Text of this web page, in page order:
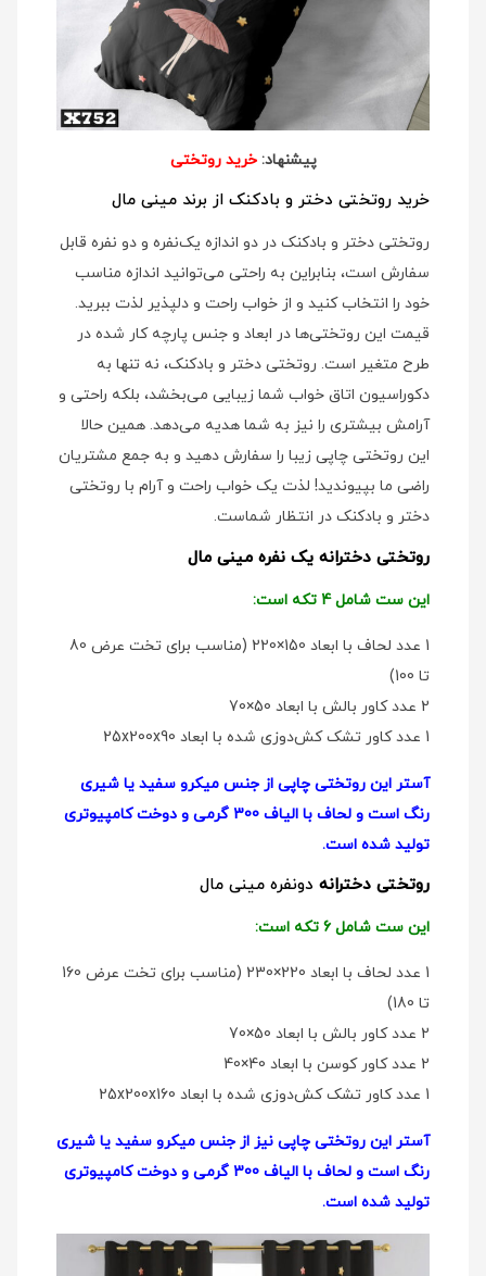
پیشنهاد:خرید روتختی
خرید روتختی دختر و بادکنک از برند مینی مال
روتختی دختر و بادکنک در دو اندازه یک‌نفره و دو نفره قابل
سفارش است، بنابراین به راحتی می‌توانید اندازه مناسب
خود را انتخاب کنید و از خواب راحت و دلپذیر لذت ببرید.
قیمت این روتختی‌ها در ابعاد و جنس پارچه کار شده در
طرح متغیر است. روتختی دختر و بادکنک، نه تنها به
دکوراسیون اتاق خواب شما زیبایی می‌بخشد، بلکه راحتی و
آرامش بیشتری را نیز به شما هدیه می‌دهد. همین حالا
این روتختی چاپی زیبا را سفارش دهید و به جمع مشتریان
راضی ما بپیوندید! لذت یک خواب راحت و آرام با روتختی
دختر و بادکنک در انتظار شماست.
روتختی دخترانه یک نفره مینی مال
این ست شامل 4 تکه است:
1 عدد لحاف با ابعاد 150×220 (مناسب برای تخت عرض 80
تا 100)
2 عدد کاور بالش با ابعاد 50×70
1 عدد کاور تشک کش‌دوزی شده با ابعاد 25x200x90
آستر این روتختی چاپی از جنس میکرو سفید یا شیری
رنگ است و لحاف با الیاف 300 گرمی و دوخت کامپیوتری
تولید شده است.
روتختی دخترانه دو‌نفره مینی مال
این ست شامل 6 تکه است:
1 عدد لحاف با ابعاد 220×230 (مناسب برای تخت عرض 160
تا 180)
2 عدد کاور بالش با ابعاد 50×70
2 عدد کاور کوسن با ابعاد 40×40
1 عدد کاور تشک کش‌دوزی شده با ابعاد 25x200x160
آستر این روتختی چاپی نیز از جنس میکرو سفید یا شیری
رنگ است و لحاف با الیاف 300 گرمی و دوخت کامپیوتری
تولید شده است.